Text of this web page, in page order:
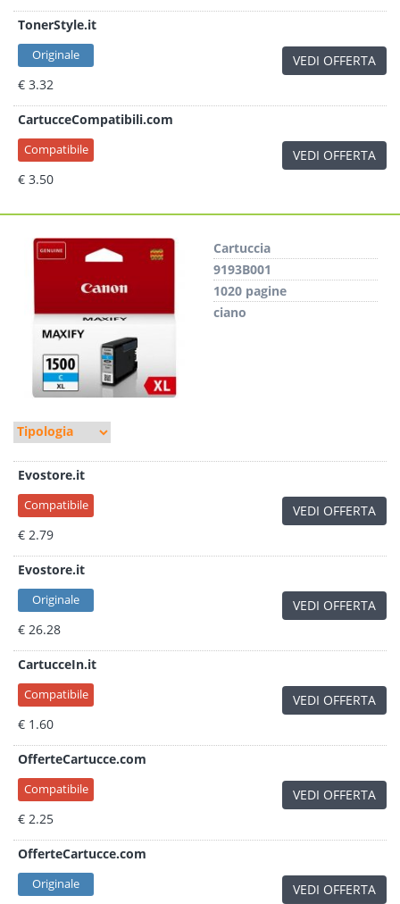
TonerStyle.it
Originale
€ 3.32
VEDI OFFERTA
CartucceCompatibili.com
Compatibile
€ 3.50
VEDI OFFERTA
Cartuccia
9193B001
1020 pagine
ciano
Evostore.it
Compatibile
€ 2.79
VEDI OFFERTA
Evostore.it
Originale
€ 26.28
VEDI OFFERTA
CartucceIn.it
Compatibile
€ 1.60
VEDI OFFERTA
OfferteCartucce.com
Compatibile
€ 2.25
VEDI OFFERTA
OfferteCartucce.com
Originale VEDI OFFERTA